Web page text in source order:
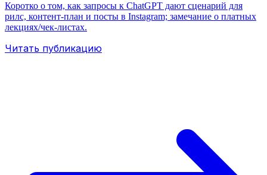
Коротко о том, как запросы к ChatGPT дают сценарий для
рилс, контент‑план и посты в Instagram; замечание о платных
лекциях/чек-листах.
Читать публикацию